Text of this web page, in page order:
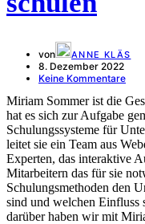
von ANNE KLÄS
8. Dezember 2022
Keine Kommentare
Miriam Sommer ist die
hat es sich zur Aufgabe
Schulungssysteme für
leitet sie ein Team aus
Experten, das interaktive
Mitarbeitern das für sie
Schulungsmethoden den
sind und welchen Einfluss
darüber haben wir mit